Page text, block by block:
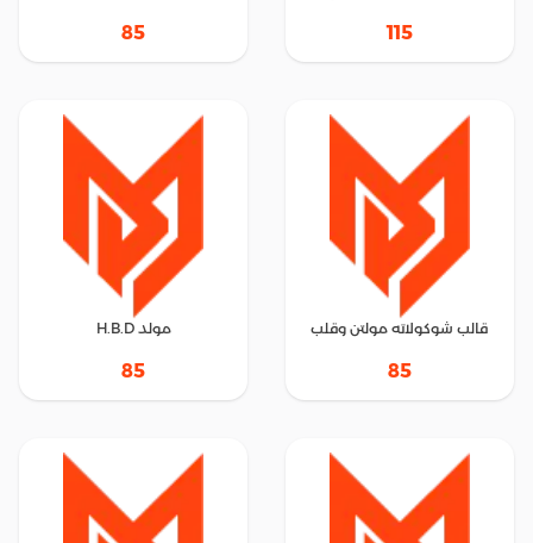
115
85
قالب شوكولاته مولتن وقلب
85
مولد H.B.D
85